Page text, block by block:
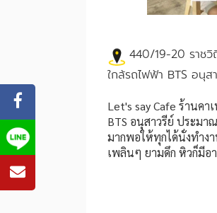
440/19-20 ราช
ใกล้รถไฟฟ้า BTS อนุ
Let's say Cafe ร้านค
BTS อนุสาวรีย์ ประมา
มากพอให้ทุกได้นั่งทำง
เพลินๆ ยามดึก หิวก็มีอ